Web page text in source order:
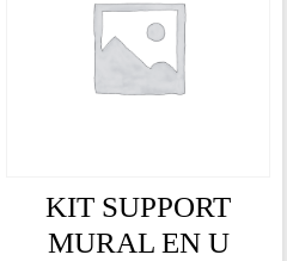
KIT SUPPORT
MURAL EN U